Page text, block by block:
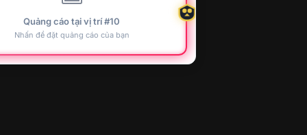
Quảng cáo tại vị trí #10
Nhấn để đặt quảng cáo của bạn